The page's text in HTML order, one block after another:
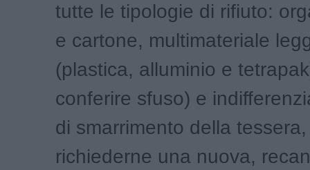
tutte le tipologie di rifiuto:
e cartone, multimateriale
(plastica, alluminio e
conferire sfuso) e
di smarrimento della
richiederne una nuova,